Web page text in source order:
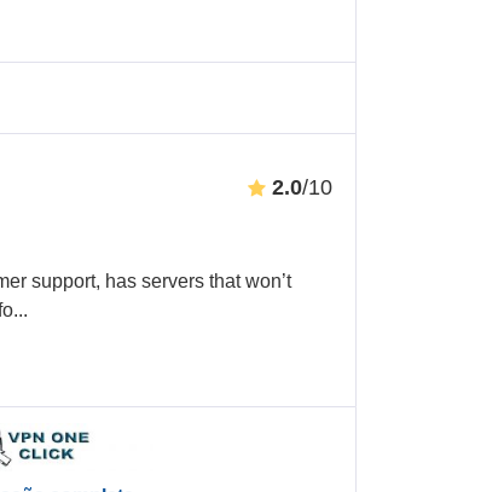
2.0/10
support, has servers that won’t
...